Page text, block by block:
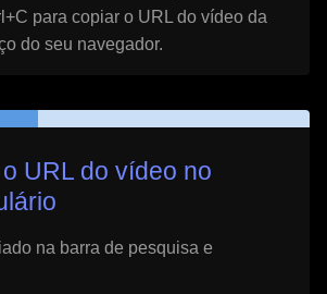
para copiar o URL do vídeo da
do seu navegador.
URL do vídeo no
na barra de pesquisa e